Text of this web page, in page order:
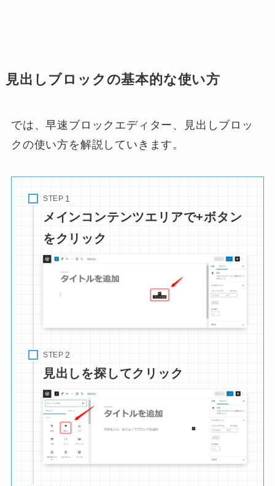
見出しブロックの基本的な使い方
では、早速ブロックエディター、見出しブロッ
クの使い方を解説していきます。
STEP
メインコンテンツエリアで+ボタン
をクリック
STEP
見出しを探してクリック